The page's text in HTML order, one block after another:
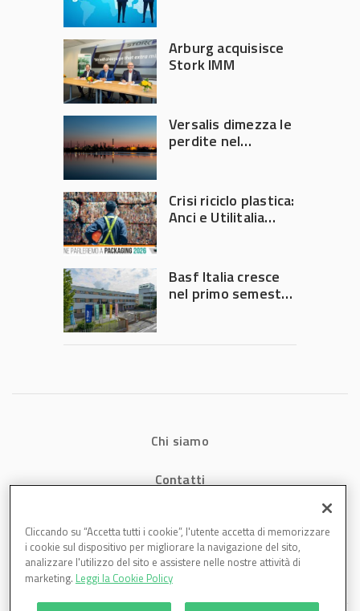
Arburg acquisisce
Stork IMM
Versalis dimezza le
perdite nel
Crisi riciclo plastica:
Anci e Utilitalia
Governo
Basf Italia cresce
nel primo semestre
Chi siamo
Contatti
Cookies
Cliccando su “Accetta tutti i cookie”, l'utente accetta di memorizzare
i cookie sul dispositivo per migliorare la navigazione del sito,
analizzare l'utilizzo del sito e assistere nelle nostre attività di
marketing. Leggi la Cookie Policy